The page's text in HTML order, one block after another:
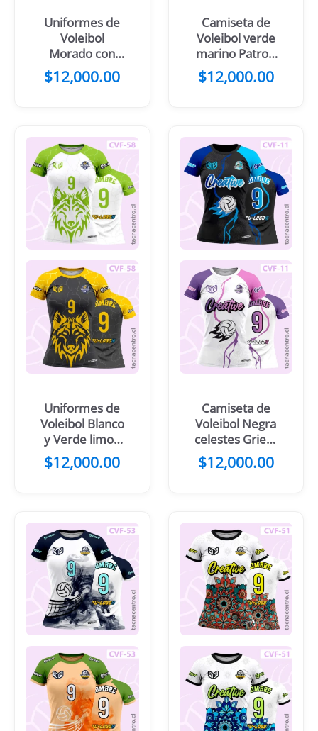
Uniformes de
Voleibol
Morado con
diseños
hexagonales y
$12,000.00
Camiseta de
Voleibol verde
marino Patron
hexágonos
blancos
$12,000.00
Uniformes de
Voleibol Blanco
y Verde limon
con imagen de
lobo
$12,000.00
Camiseta de
Voleibol Negra
celestes Grieta
Pelota en
llamas
$12,000.00